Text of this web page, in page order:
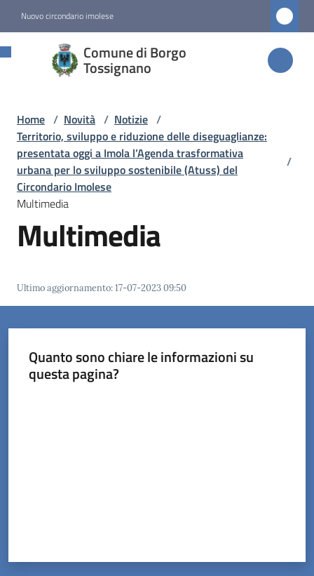
Nuovo circondario imolese
Comune di Borgo
Tossignano
Comune di
Borgo
Amministrazione
Novità
Menu selezionato
Servizi
Vivere
Home / Novità / Notizie /
Territorio, sviluppo e riduzione delle diseguaglianze:
presentata oggi a Imola l’Agenda trasformativa
urbana per lo sviluppo sostenibile (Atuss) del
Circondario Imolese
/
Multimedia
Multimedia
Ultimo aggiornamento:17-07-2023 09:50
Quanto sono chiare le informazioni su
questa pagina?